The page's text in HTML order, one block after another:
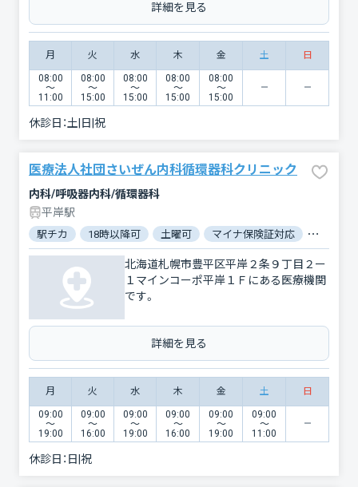
詳細を見る
月 火 水 木 金 土 日
08:00
〜
11:00
08:00
〜
15:00
08:00
〜
15:00
08:00
〜
15:00
08:00
〜
15:00
休診日：土|日|祝
医療法人社団さいぜん内科循環器科クリニック
内科/呼吸器内科/循環器科
平岸駅
駅チカ 18時以降可 土曜可 マイナ保険証対応 駐車場
北海道札幌市豊平区平岸２条９丁目２ー
１マインコーポ平岸１Ｆにある医療機関
です。
詳細を見る
月 火 水 木 金 土 日
09:00
〜
19:00
09:00
〜
16:00
09:00
〜
19:00
09:00
〜
16:00
09:00
〜
19:00
09:00
〜
11:00
休診日： 日|祝